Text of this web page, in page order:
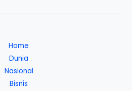
Home
Dunia
Nasional
Bisnis